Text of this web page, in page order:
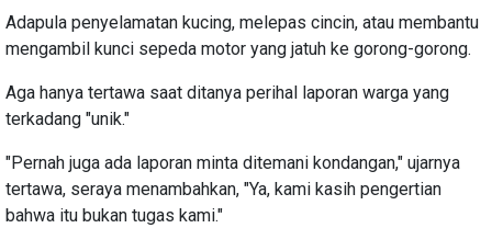
Adapula penyelamatan kucing, melepas cincin, atau membantu
mengambil kunci sepeda motor yang jatuh ke gorong-gorong.
Aga hanya tertawa saat ditanya perihal laporan warga yang
terkadang "unik."
"Pernah juga ada laporan minta ditemani kondangan," ujarnya
tertawa, seraya menambahkan, "Ya, kami kasih pengertian
bahwa itu bukan tugas kami."